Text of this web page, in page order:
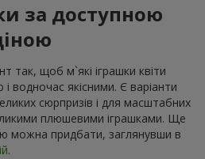
за доступною
так, щоб м`які іграшки квіти
водночас якісними. Є варіанти
сюрпризів і для масштабних
плюшевими іграшками. Ще
можна придбати, заглянувши в
.